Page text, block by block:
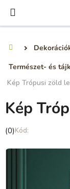
fő
Természet- és
Kép Trópusi zöld
Kép
A
átlagos
(0)